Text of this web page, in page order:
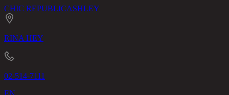
CHIC REPUBLICASHLEY
RINA HEY
02-514-7111
EN